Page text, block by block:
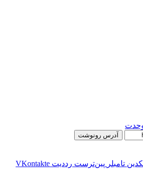
وحدت
آدرس رونوشت
‫تامبلر ‫پین‌ترست ‫رددیت ‫VKontakte